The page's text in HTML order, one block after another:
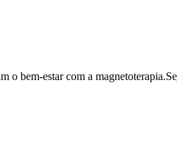
o bem-estar com a